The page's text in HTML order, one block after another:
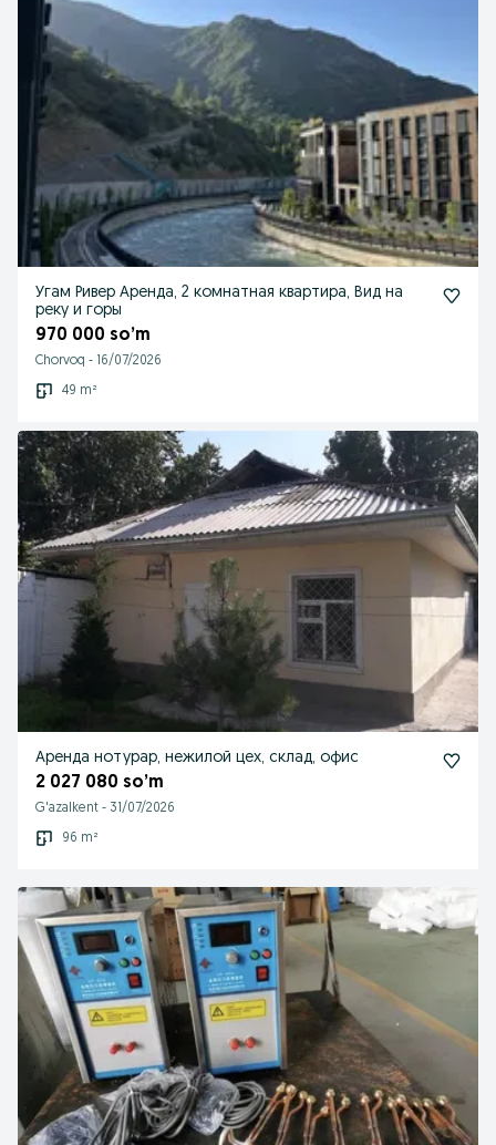
Угам Ривер Аренда, 2 комнатная квартира, Вид на
реку и горы
970 000 so’m
Chorvoq - 16/07/2026
49 m²
Аренда нотурар, нежилой цех, склад, офис
2 027 080 so’m
G'azalkent - 31/07/2026
96 m²